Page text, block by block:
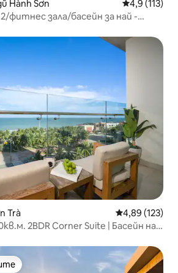
Hành Sơn Средна
4,9 (113)
фитнес зала/басейн за най -
Trà Средна
4,89 (123)
2BDR Corner Suite | Басейн на
на гостите